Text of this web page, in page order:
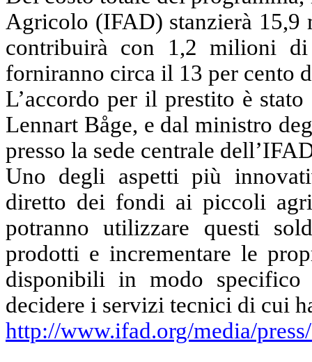
Agricolo (IFAD) stanzierà
contribuirà con 1,2 milioni
forniranno circa il 13 per cento
L’accordo per il prestito è
Lennart Båge, e dal ministro
presso la sede centrale
Uno degli aspetti più
diretto dei fondi ai piccoli
potranno utilizzare questi
prodotti e incrementare le
disponibili in modo
decidere i servizi tecnici di cui
http://www.ifad.org/media/